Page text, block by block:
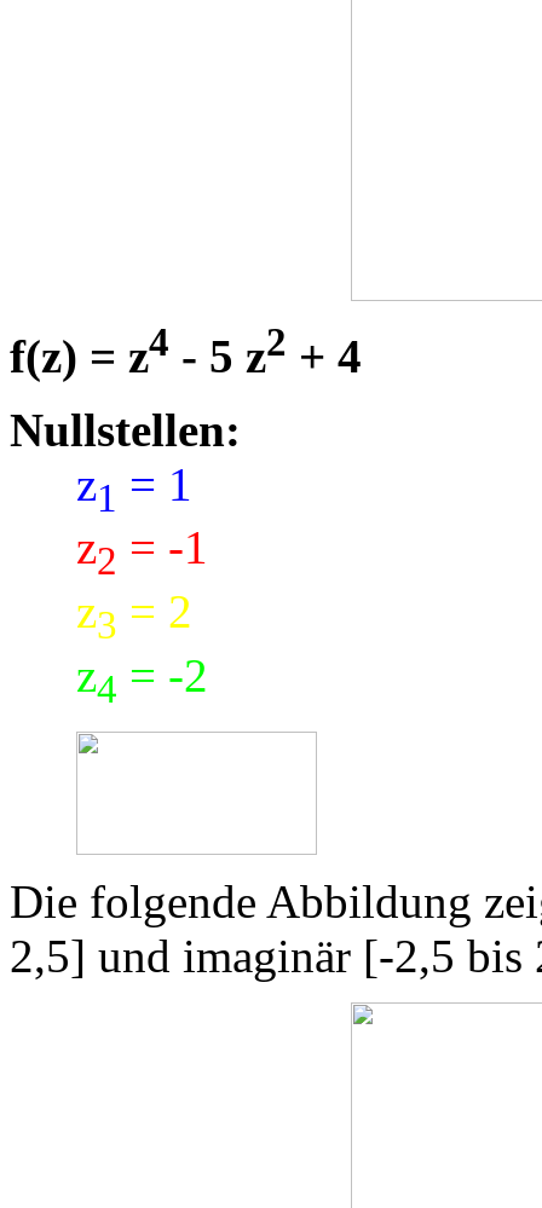
f(z) = z4 - 5 z2 + 4
Nullstellen:
z1 = 1
z2 = -1
z3 = 2
z4 = -2
Die folgende Abbildung
2,5] und imaginär [-2,5 bis